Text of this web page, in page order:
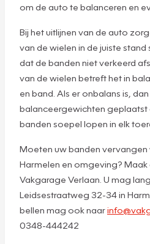
om de auto te balanceren en
Bij het uitlijnen van de auto
van de wielen in de juiste
dat de banden niet verkeerd
van de wielen betreft het in
en band. Als er onbalans is,
balanceergewichten
banden soepel lopen in elk
Moeten uw banden vervangen
Harmelen en omgeving?
Vakgarage Verlaan. U mag
Leidsestraatweg 32-34 in
bellen mag ook naar
0348-444242